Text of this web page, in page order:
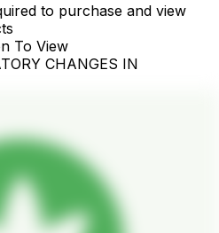
to purchase and view
To View
CHANGES IN